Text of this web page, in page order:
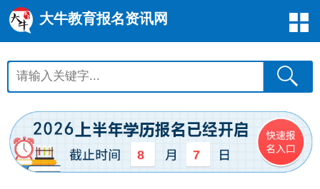
大牛教育报名资讯网
8 7